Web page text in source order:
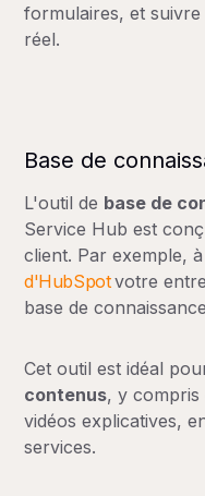
formulaires, et
réel.
Base de
L'outil de base de
Service Hub est
client. Par exemple,
d'HubSpot votre
base de
Cet outil est idéal
contenus, y compris
vidéos explicatives,
services.